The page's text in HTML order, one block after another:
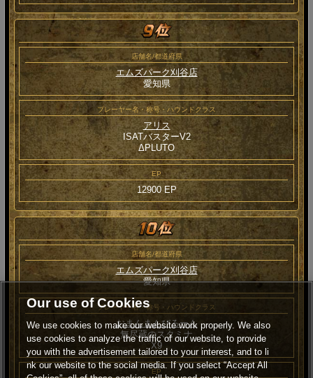
店舗名/都道府県
エムズパーク刈谷店
愛知県
プレーヤー名・称号・ハウンドクラス
アリス
ISATバスターV2
ΔPLUTO
EP
12900 EP
店舗名/都道府県
エムズパーク刈谷店
愛知県
プレーヤー名・称号・ハウンドクラス
おまんまんびろーん
無尽蔵のスタミナ
Χ9
EP
Our use of Cookies
We use cookies to make our website work properly. We also
use cookies to analyze the traffic of our website, to provide
you with the advertisement tailored to your interest, and to li
nk our website to the social media. If you select “Accept All